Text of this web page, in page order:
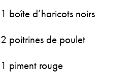
1 boîte d’haricots noirs
2 poitrines de poulet
1 piment rouge